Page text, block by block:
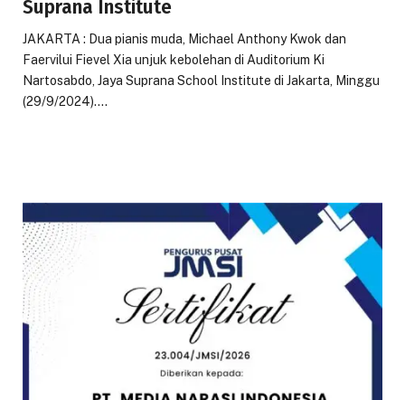
Suprana Institute
JAKARTA : Dua pianis muda, Michael Anthony Kwok dan
Faervilui Fievel Xia unjuk kebolehan di Auditorium Ki
Nartosabdo, Jaya Suprana School Institute di Jakarta, Minggu
(29/9/2024).…